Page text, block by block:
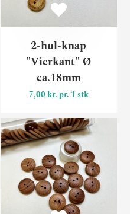
2-hul-knap
"Vierkant" Ø
ca.18mm
7,00 kr. pr. 1 stk
2-hul-knap "Basic light" Ø